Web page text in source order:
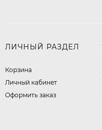
ЛИЧНЫЙ РАЗДЕЛ
Корзина
Личный кабинет
Оформить заказ